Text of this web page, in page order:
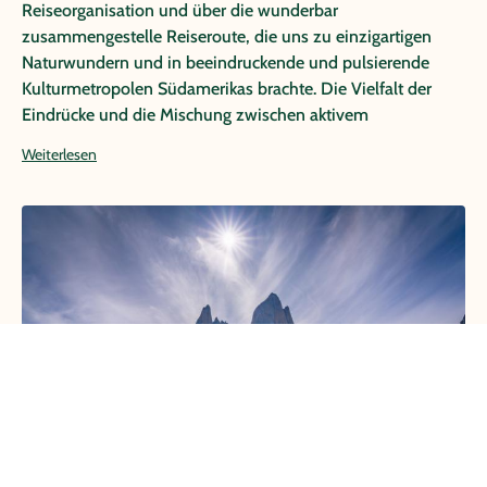
Reiseorganisation und über die wunderbar
zusammengestelle Reiseroute, die uns zu einzigartigen
Naturwundern und in beeindruckende und pulsierende
Kulturmetropolen Südamerikas brachte. Die Vielfalt der
Eindrücke und die Mischung zwischen aktivem
Kultur in den Metropolen von Buenos Aires und Rio de
einmaligem Erlebnis.
Weiterlesen